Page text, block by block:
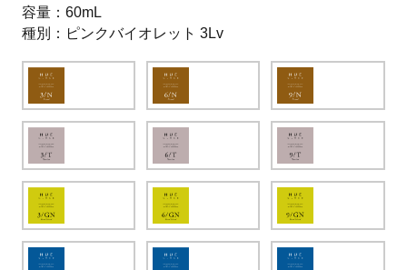
容量
60mL
種別
ピンクバイオレット 3Lv